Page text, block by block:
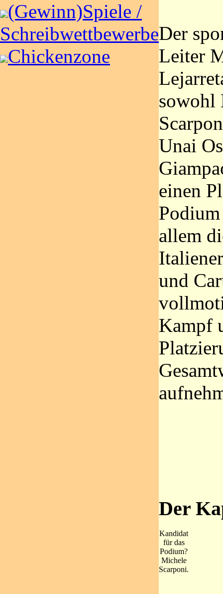
(Gewinn)Spiele /
Schreibwettbewerbe
Chickenzone
Der
Leiter
sowohl
Unai
einen
allem
und
Kampf
Der
Kandidat
für das
Podium?
Michele
Scarponi.